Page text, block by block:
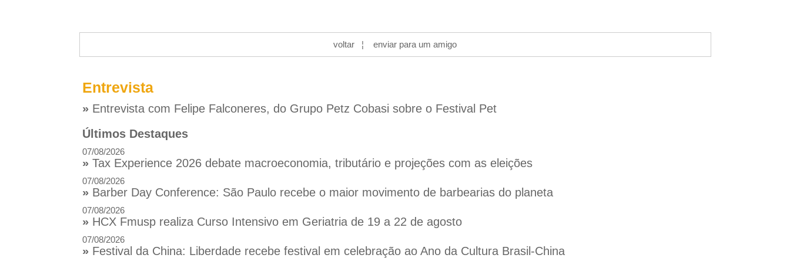
voltar ¦ enviar para um amigo
Entrevista
» Entrevista com Felipe Falconeres, do Grupo Petz Cobasi sobre o Festival Pet
Últimos Destaques
07/08/2026
» Tax Experience 2026 debate macroeconomia, tributário e projeções com as eleições
07/08/2026
» Barber Day Conference: São Paulo recebe o maior movimento de barbearias do planeta
07/08/2026
» HCX Fmusp realiza Curso Intensivo em Geriatria de 19 a 22 de agosto
07/08/2026
» Festival da China: Liberdade recebe festival em celebração ao Ano da Cultura Brasil-China